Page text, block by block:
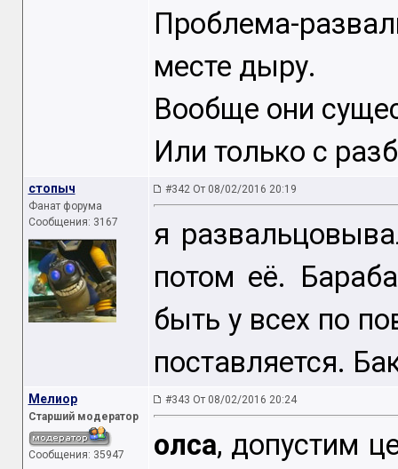
Проблема-
месте дыру.
Вообще они
Или только с
стопыч
Фанат форума
Сообщения: 3167
#342 От 08/02/2016 20:19
я
потом её.
быть у всех по
поставляется.
Мелиор
Старший модератор
Сообщения: 35947
#343 От 08/02/2016 20:24
олса, допустим